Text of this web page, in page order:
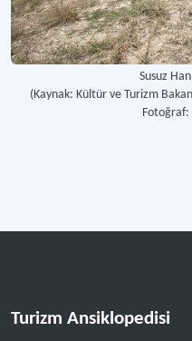
Susuz
(Kaynak: Kültür ve Turizm
Fotoğraf:
Turizm Ansiklopedisi